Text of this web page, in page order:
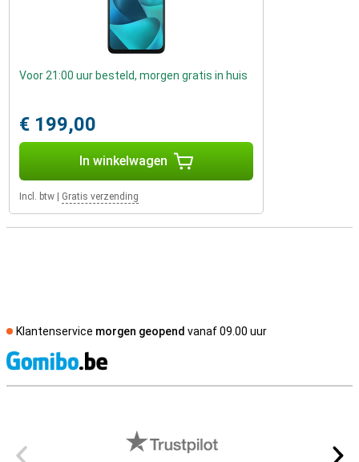
Voor 21:00 uur besteld, morgen gratis in huis
€ 199,00
In winkelwagen
Incl. btw Gratis verzending
Klantenservice morgen geopend vanaf 09.00 uur